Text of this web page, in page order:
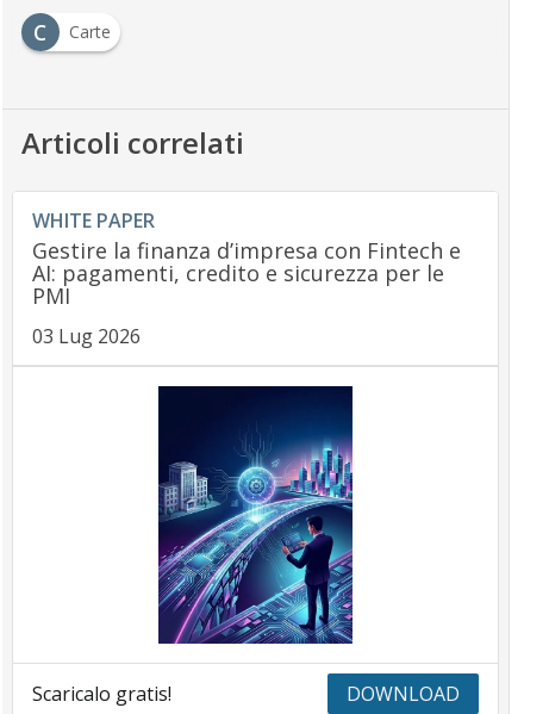
C
Carte
Articoli correlati
WHITE PAPER
Gestire la finanza d’impresa con Fintech e
AI: pagamenti, credito e sicurezza per le
PMI
03 Lug 2026
Scaricalo gratis! DOWNLOAD